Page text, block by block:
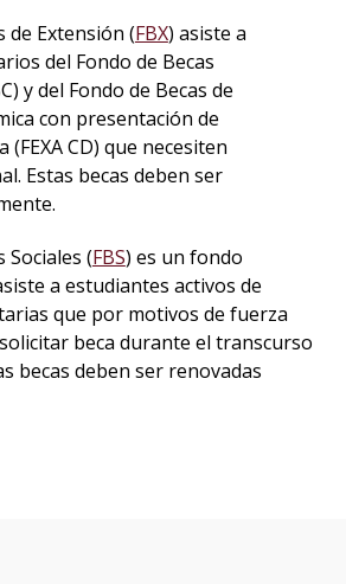
de Extensión (FBX) asiste a
del Fondo de Becas
y del Fondo de Becas de
con presentación de
CD) que necesiten
Estas becas deben ser
Sociales (FBS) es un fondo
a estudiantes activos de
que por motivos de fuerza
beca durante el transcurso
becas deben ser renovadas